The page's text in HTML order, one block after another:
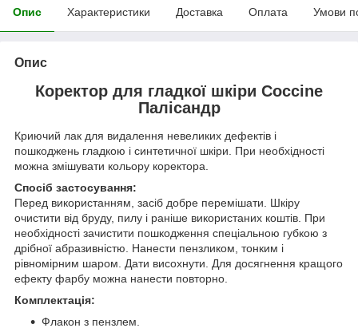
Опис Характеристики Доставка Оплата Умови
Опис
Коректор для гладкої шкіри Coccine
Палісандр
Криючий лак для видалення невеликих дефектів і
пошкоджень гладкою і синтетичної шкіри. При необхідності
можна змішувати кольору коректора.
Спосіб застосування:
Перед використанням, засіб добре перемішати. Шкіру
очистити від бруду, пилу і раніше використаних коштів. При
необхідності зачистити пошкодження спеціальною губкою з
дрібної абразивністю. Нанести пензликом, тонким і
рівномірним шаром. Дати висохнути. Для досягнення кращого
ефекту фарбу можна нанести повторно.
Комплектація:
Флакон з пензлем.